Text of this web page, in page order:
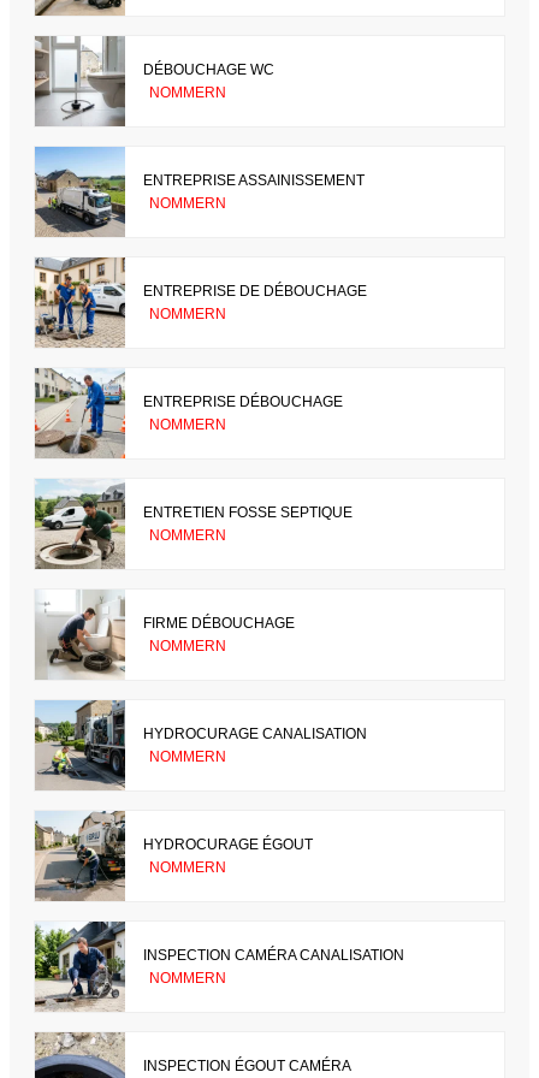
DÉBOUCHAGE WC
NOMMERN
ENTREPRISE ASSAINISSEMENT
NOMMERN
ENTREPRISE DE DÉBOUCHAGE
NOMMERN
ENTREPRISE DÉBOUCHAGE
NOMMERN
ENTRETIEN FOSSE SEPTIQUE
NOMMERN
FIRME DÉBOUCHAGE
NOMMERN
HYDROCURAGE CANALISATION
NOMMERN
HYDROCURAGE ÉGOUT
NOMMERN
INSPECTION CAMÉRA CANALISATION
NOMMERN
INSPECTION ÉGOUT CAMÉRA